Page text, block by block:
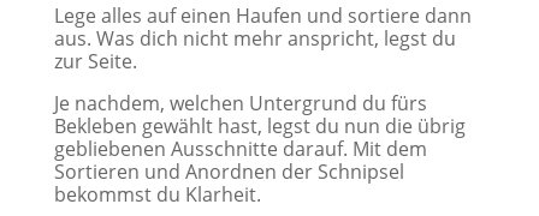
Lege alles auf einen Haufen und sortiere dann
aus. Was dich nicht mehr anspricht, legst du
zur Seite.
Je nachdem, welchen Untergrund du fürs
Bekleben gewählt hast, legst du nun die übrig
gebliebenen Ausschnitte darauf. Mit dem
Sortieren und Anordnen der Schnipsel
bekommst du Klarheit.